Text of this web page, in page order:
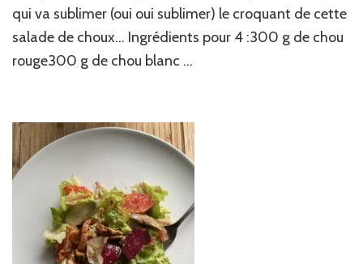
qui va sublimer (oui oui sublimer) le croquant de cette
salade de choux… Ingrédients pour 4 :300 g de chou
rouge300 g de chou blanc …